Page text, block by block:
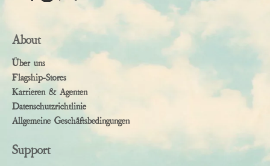
About
Über uns
Flagship-Stores
Karrieren & Agenten
Datenschutzrichtlinie
Allgemeine Geschäftsbedingungen
Support